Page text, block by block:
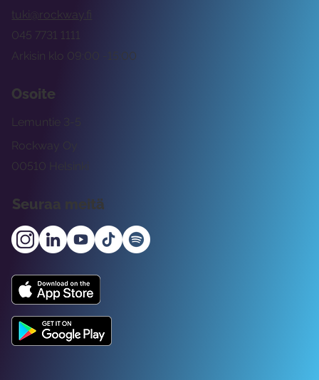
tuki@rockway.fi
Arkisin klo 09:00 -15:00
045 7731 1111
Osoite
Rockway Oy
Lemuntie 3-5
00510 Helsinki
Seuraa meitä